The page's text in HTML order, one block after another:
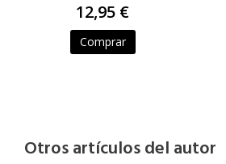
12,95 €
Comprar
Otros artículos del autor